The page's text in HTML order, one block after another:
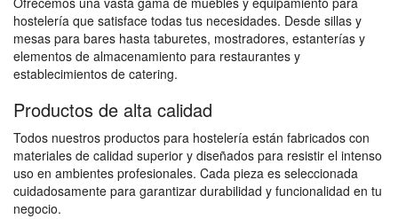
hostelería que satisface todas tus necesidades. Desde sillas y
mesas para bares hasta taburetes, mostradores, estanterías y
elementos de almacenamiento para restaurantes y
establecimientos de catering.
Productos de alta calidad
Todos nuestros productos para hostelería están fabricados con
materiales de calidad superior y diseñados para resistir el intenso
uso en ambientes profesionales. Cada pieza es seleccionada
cuidadosamente para garantizar durabilidad y funcionalidad en tu
negocio.